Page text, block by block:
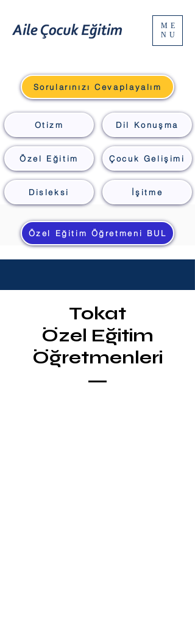
ME
NU
Özel Eğitim Öğretmeni BUL
Sorularınızı Cevaplayalım
Dil Konuşma
Özel Eğitim
Disleksi İşitme
Çocuk Gelişimi
Otizm
Tokat
Özel Eğitim
Öğretmenleri